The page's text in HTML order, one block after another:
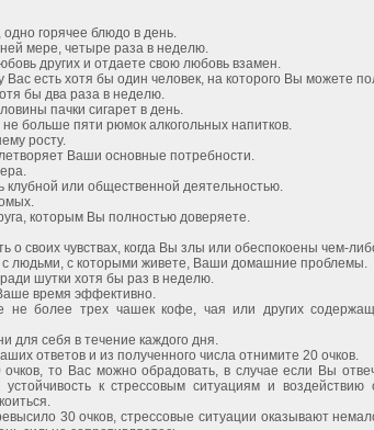
горячее блюдо в день.
мере, четыре раза в неделю.
других и отдаете свою любовь взамен.
Вас есть хотя бы один человек, на которого Вы можете
бы два раза в неделю.
пачки сигарет в день.
больше пяти рюмок алкогольных напитков.
росту.
Ваши основные потребности.
клубной или общественной деятельностью.
которым Вы полностью доверяете.
о своих чувствах, когда Вы злы или обеспокоены чем-
с людьми, с которыми живете, Ваши домашние проблемы.
шутки хотя бы раз в неделю.
время эффективно.
не более трех чашек кофе, чая или других
для себя в течение каждого дня.
ответов и из полученного числа отнимите 20 очков.
то Вас можно обрадовать, в случае если Вы
к стрессовым ситуациям и воздействию
30 очков, стрессовые ситуации оказывают